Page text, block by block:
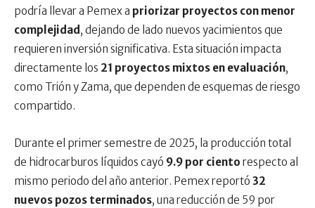
podría llevar a Pemex a priorizar proyectos con menor
complejidad , dejando de lado nuevos yacimientos que
requieren inversión significativa. Esta situación impacta
directamente los 21 proyectos mixtos en evaluación,
como Trión y Zama, que dependen de esquemas de riesgo
compartido.
Durante el primer semestre de 2025, la producción total
de hidrocarburos líquidos cayó 9.9 por ciento respecto al
mismo periodo del año anterior. Pemex reportó 32
nuevos pozos terminados, una reducción de 59 por